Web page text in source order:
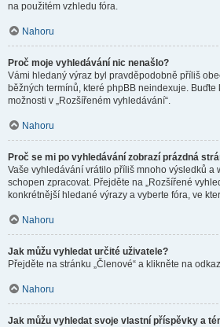
na použitém vzhledu fóra.
Nahoru
Proč moje vyhledávání nic nenašlo?
Vámi hledaný výraz byl pravděpodobně příliš
běžných termínů, které phpBB neindexuje. Buďte
možnosti v „Rozšířeném vyhledávání“.
Nahoru
Proč se mi po vyhledávání zobrazí prázdná
Vaše vyhledávání vrátilo příliš mnoho výsledků a
schopen zpracovat. Přejděte na „Rozšířené
konkrétnější hledané výrazy a vyberte fóra, ve
Nahoru
Jak můžu vyhledat určité uživatele?
Přejděte na stránku „Členové“ a klikněte na
Nahoru
Jak můžu vyhledat svoje vlastní příspěvky a